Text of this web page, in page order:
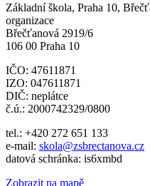
Základní škola, Praha 10,
organizace
Břečťanová 2919/6
106 00 Praha 10
IČO: 47611871
IZO: 047611871
DIČ: neplátce
č.ú.: 2000742329/0800
tel.: +420 272 651 133
e-mail: skola@zsbrectanova.cz
datová schránka: is6xmbd
Zobrazit na mapě